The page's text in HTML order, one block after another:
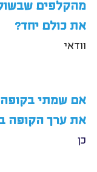
מהקלפים
את כולם יחד?
וודאי
אם שמתי
את ערך הקופה
כן